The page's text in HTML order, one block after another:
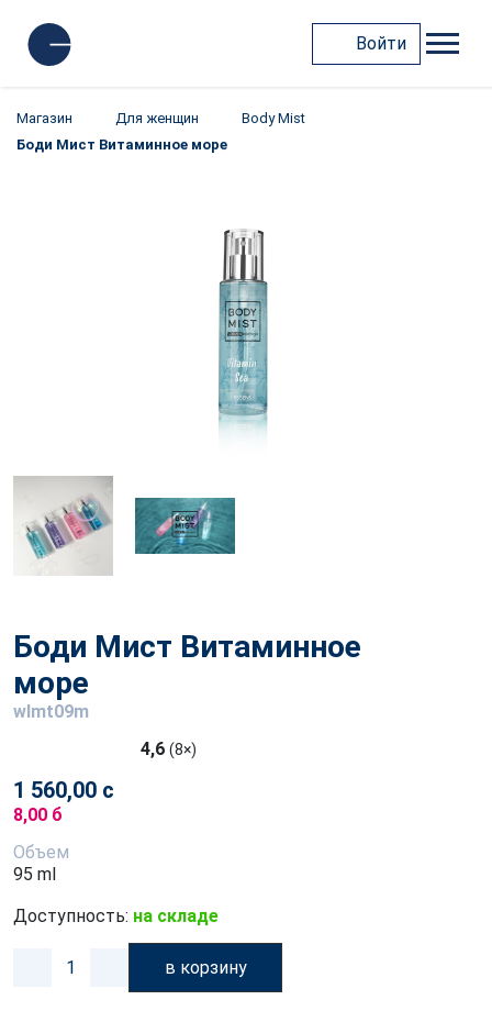
Войти
Магазин Для женщин
Body Mist
Боди Мист Витаминное море
Боди Мист Витаминное
море
wlmt09m
4,6 (8×)
1 560,00 с
8,00 б
Объем
95 ml
Доступность: на складе
в корзину